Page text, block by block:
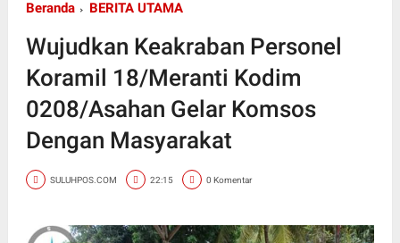
Beranda BERITA UTAMA
Wujudkan Keakraban Personel
Koramil 18/Meranti Kodim
0208/Asahan Gelar Komsos
Dengan Masyarakat
SULUHPOS.COM 22:15 0 Komentar